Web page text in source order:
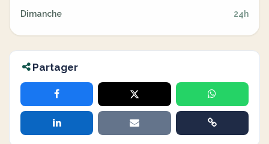
Dimanche 24h
Partager